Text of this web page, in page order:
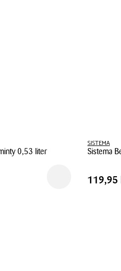
0,53 liter
Reservér i butik
SISTEMA
Sistema
Bento
Pris
Pris
119,95